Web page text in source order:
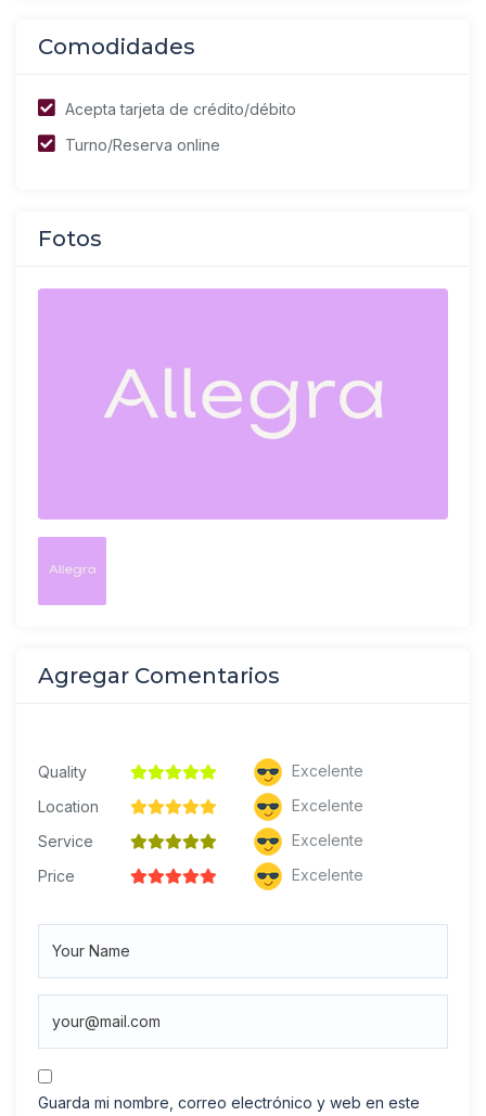
Comodidades
Acepta tarjeta de crédito/débito
Turno/Reserva online
Fotos
Agregar Comentarios
Quality
Excelente
Location
Excelente
Service
Excelente
Price
Excelente
Guarda mi nombre, correo electrónico y web en este